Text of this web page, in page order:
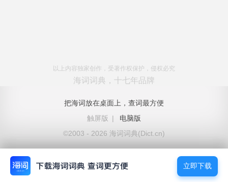
以上内容独家创作，受著作权保护，侵权必究
海词词典，十七年品牌
把海词放在桌面上，查词最方便
触屏版
|
电脑版
©2003 - 2026 海词词典(Dict.cn)
立即下载
立即下载